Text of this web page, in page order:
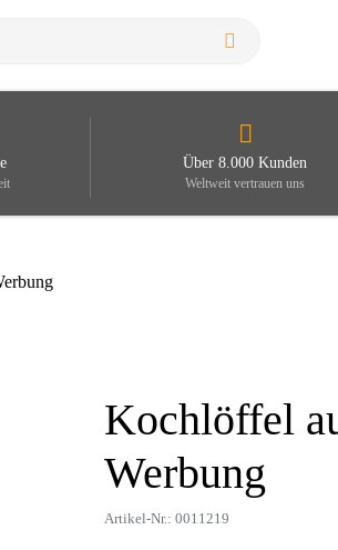
Über 8.000 Kunden
Weltweit vertrauen uns
Kochlöffel
Werbung
Artikel-Nr.: 0011219